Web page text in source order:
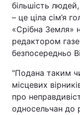
більшість
– це ціла сім’я
«Срібна Земля»
редактором
безпосередньо
"Подана таким
місцевих
про
односельчан до